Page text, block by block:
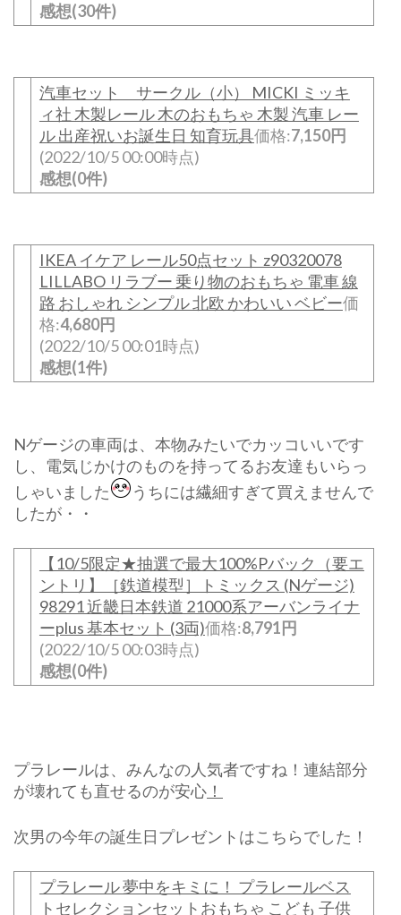
感想(30件)
汽車セット サークル（小） MICKI ミッキ
ィ社 木製レール 木のおもちゃ 木製 汽車 レー
ル 出産祝いお誕生日 知育玩具価格:7,150円
(2022/10/5 00:00時点)
感想(0件)
IKEA イケア レール50点セット z90320078
LILLABO リラブー 乗り物のおもちゃ 電車 線
路 おしゃれ シンプル 北欧 かわいい ベビー価
格:4,680円
(2022/10/5 00:01時点)
感想(1件)
Nゲージの車両は、本物みたいでカッコいいです
し、電気じかけのものを持ってるお友達もいらっ
しゃいました
うちには繊細すぎて買えませんで
したが・・
【10/5限定★抽選で最大100%Pバック（要エ
ントリ】［鉄道模型］トミックス (Nゲージ)
98291 近畿日本鉄道 21000系アーバンライナ
ーplus 基本セット (3両)価格:8,791円
(2022/10/5 00:03時点)
感想(0件)
プラレールは、みんなの人気者ですね！連結部分
が壊れても直せるのが安心 ！
次男の今年の誕生日プレゼントはこちらでした！
プラレール 夢中をキミに！ プラレールベス
トセレクションセットおもちゃ こども 子供